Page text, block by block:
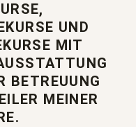
UND
MIT
BETREUUNG
MEINER